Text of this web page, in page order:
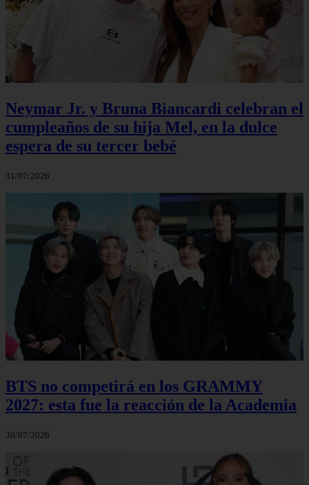
Neymar Jr. y Bruna Biancardi celebran el
cumpleaños de su hija Mel, en la dulce
espera de su tercer bebé
31/07/2026
BTS no competirá en los GRAMMY
2027: esta fue la reacción de la Academia
30/07/2026